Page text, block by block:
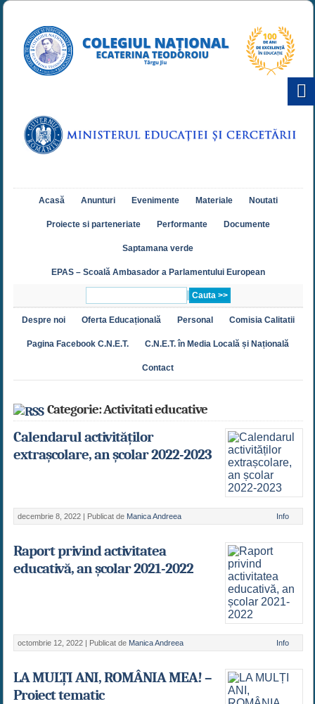
Acasă Anunturi Evenimente Materiale Noutati
Proiecte si parteneriate Performante Documente
Saptamana verde
EPAS – Scoală Ambasador a Parlamentului European
Despre noi Oferta Educațională Personal Comisia Calitatii
Pagina Facebook C.N.E.T. C.N.E.T. în Media Locală și Națională
Contact
Categorie: Activitati educative
Calendarul activităților
extrașcolare, an școlar 2022-2023
decembrie 8, 2022 | Publicat de Manica Andreea Info
Raport privind activitatea
educativă, an școlar 2021-2022
octombrie 12, 2022 | Publicat de Manica Andreea Info
LA MULȚI ANI, ROMÂNIA MEA! –
Proiect tematic